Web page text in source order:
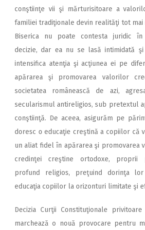
conştiinţe vii şi mărturisitoare a
familiei tradiţionale devin realităţi tot mai
Biserica nu poate contesta juridic în
decizie, dar ea nu se lasă intimidată
intensifica atenţia şi acţiunea ei pe
apărarea şi promovarea valorilor
societatea românească de azi,
secularismul antireligios, sub pretextul
conştiinţă. De aceea, asigurăm pe
doresc o educaţie creştină a copiilor că
un aliat fidel în apărarea şi promovarea
credinţei creştine ortodoxe, proprii
profund religios, preţuind dorinţa
educaţia copiilor la orizonturi limitate şi
Decizia Curţii Constituţionale
marchează o nouă provocare pentru